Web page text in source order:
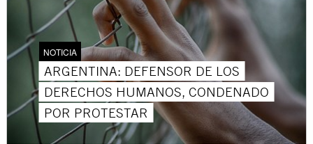
NOTICIA
ARGENTINA: DEFENSOR DE LOS
DERECHOS HUMANOS, CONDENADO
POR PROTESTAR